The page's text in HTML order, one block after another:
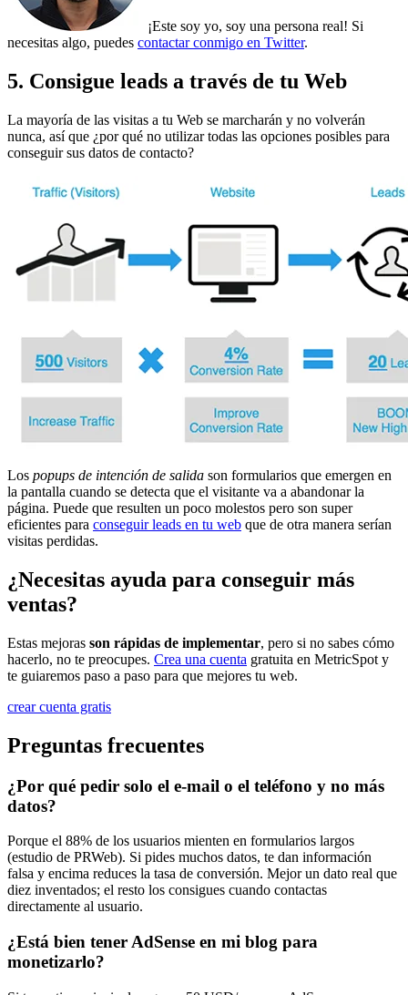
¡Este soy yo, soy una persona real! Si
necesitas algo, puedes contactar conmigo en Twitter.
5. Consigue leads a través de tu Web
La mayoría de las visitas a tu Web se marcharán y no volverán
nunca, así que ¿por qué no utilizar todas las opciones posibles para
conseguir sus datos de contacto?
Los popups de intención de salida son formularios que emergen en
la pantalla cuando se detecta que el visitante va a abandonar la
página. Puede que resulten un poco molestos pero son super
eficientes para conseguir leads en tu web que de otra manera serían
visitas perdidas.
¿Necesitas ayuda para conseguir más
ventas?
Estas mejoras son rápidas de implementar, pero si no sabes cómo
hacerlo, no te preocupes. Crea una cuenta gratuita en MetricSpot y
te guiaremos paso a paso para que mejores tu web.
crear cuenta gratis
Preguntas frecuentes
¿Por qué pedir solo el e-mail o el teléfono y no más
datos?
Porque el 88% de los usuarios mienten en formularios largos
(estudio de PRWeb). Si pides muchos datos, te dan información
falsa y encima reduces la tasa de conversión. Mejor un dato real que
diez inventados; el resto los consigues cuando contactas
directamente al usuario.
¿Está bien tener AdSense en mi blog para
monetizarlo?